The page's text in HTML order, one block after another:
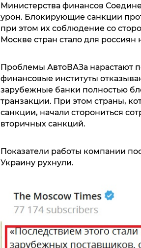
Министерства финансов
урон. Блокирующие санкции
при этом их соблюдение со
Москве стран стало для
Проблемы АвтоВАЗа нарастают
финансовые институты
зарубежные банки полностью
транзакции. При этом страны,
санкции, начали сторониться
вторичных санкций.
Показатели работы компании
Украину рухнули.